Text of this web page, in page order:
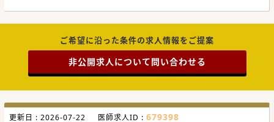
ご希望に沿った条件の求人情報をご提案
非公開求人について問い合わせる
更新日 : 2026-07-22 医師求人ID : 679398